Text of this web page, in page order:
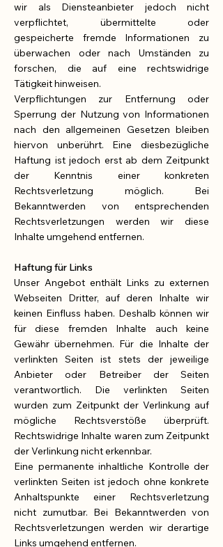
wir als Diensteanbieter jedoch nicht
verpflichtet, übermittelte oder
gespeicherte fremde Informationen zu
überwachen oder nach Umständen zu
forschen, die auf eine rechtswidrige
Tätigkeit hinweisen.
Verpflichtungen zur Entfernung oder
Sperrung der Nutzung von Informationen
nach den allgemeinen Gesetzen bleiben
hiervon unberührt. Eine diesbezügliche
Haftung ist jedoch erst ab dem Zeitpunkt
der Kenntnis einer konkreten
Rechtsverletzung möglich. Bei
Bekanntwerden von entsprechenden
Rechtsverletzungen werden wir diese
Inhalte umgehend entfernen.
Haftung für Links
Unser Angebot enthält Links zu externen
Webseiten Dritter, auf deren Inhalte wir
keinen Einfluss haben. Deshalb können wir
für diese fremden Inhalte auch keine
Gewähr übernehmen. Für die Inhalte der
verlinkten Seiten ist stets der jeweilige
Anbieter oder Betreiber der Seiten
verantwortlich. Die verlinkten Seiten
wurden zum Zeitpunkt der Verlinkung auf
mögliche Rechtsverstöße überprüft.
Rechtswidrige Inhalte waren zum Zeitpunkt
der Verlinkung nicht erkennbar.
Eine permanente inhaltliche Kontrolle der
verlinkten Seiten ist jedoch ohne konkrete
Anhaltspunkte einer Rechtsverletzung
nicht zumutbar. Bei Bekanntwerden von
Rechtsverletzungen werden wir derartige
Links umgehend entfernen.